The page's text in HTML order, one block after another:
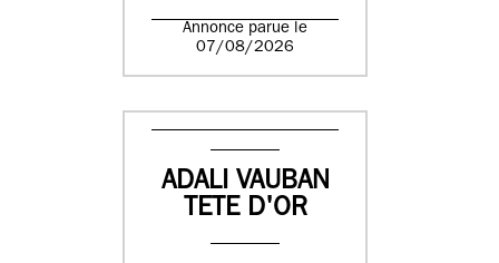
Annonce parue le
07/08/2026
ADALI VAUBAN
TETE D'OR